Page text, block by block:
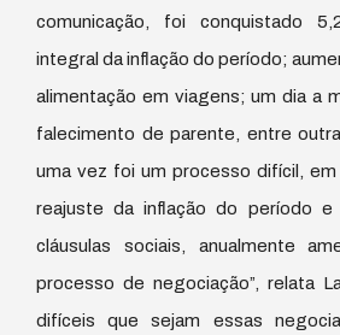
comunicação, foi conquistado
integral da inflação do período;
alimentação em viagens; um dia a
falecimento de parente, entre
uma vez foi um processo difícil,
reajuste da inflação do período e
cláusulas sociais, anualmente
processo de negociação”, relata
difíceis que sejam essas